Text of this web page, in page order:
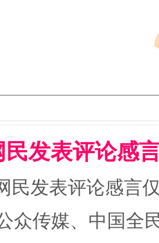
发表评论感
民发表评论感言
众传媒、中国全